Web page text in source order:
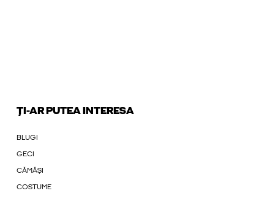
ȚI-AR PUTEA INTERESA
BLUGI
GECI
CĂMĂȘI
COSTUME